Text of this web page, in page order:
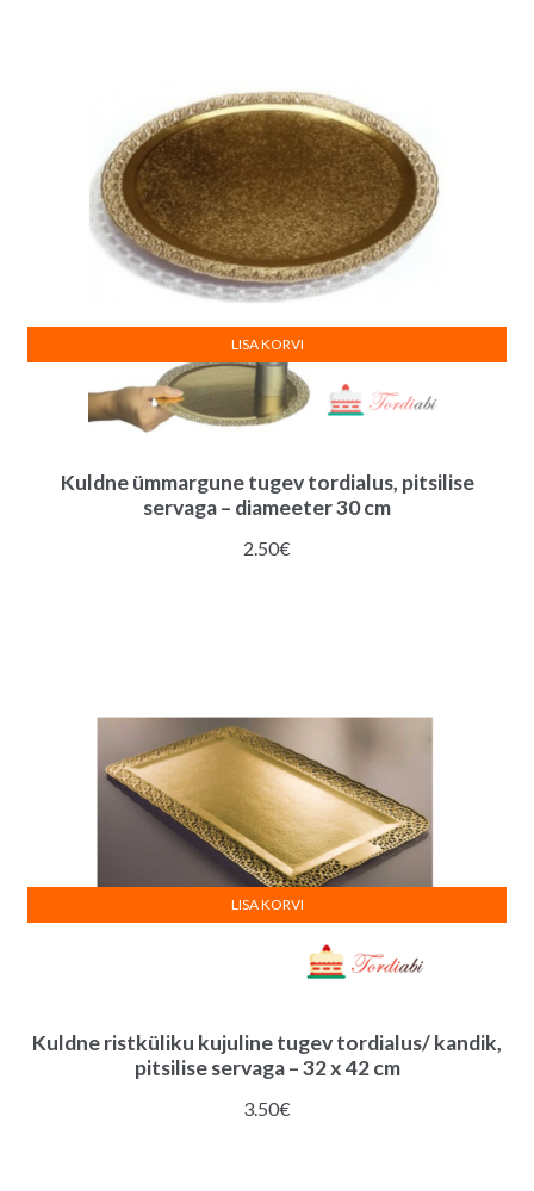
Kuldne ümmargune tugev tordialus, pitsilise
servaga – diameeter 30 cm
2.50€
LISA KORVI
Kuldne ristküliku kujuline tugev tordialus/ kandik,
pitsilise servaga – 32 x 42 cm
3.50€
LISA KORVI